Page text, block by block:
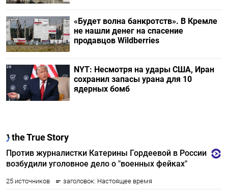
«Будет волна банкротств». В Кремле
не нашли денег на спасение
продавцов Wildberries
NYT: Несмотря на удары США, Иран
сохранил запасы урана для 10
ядерных бомб